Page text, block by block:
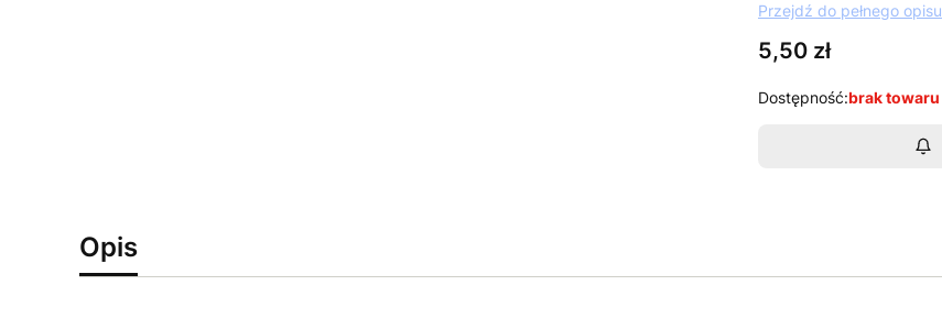
Przejdź do pełnego opisu
Cena
5,50 zł
Dostępność:brak towaru
Opis